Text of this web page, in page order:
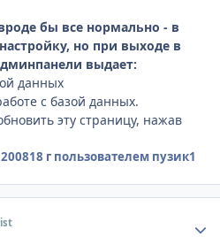
бы все нормально - в
но при выходе в
выдает:
данных
с базой данных.
эту страницу, нажав
18 гпользователем пузик1